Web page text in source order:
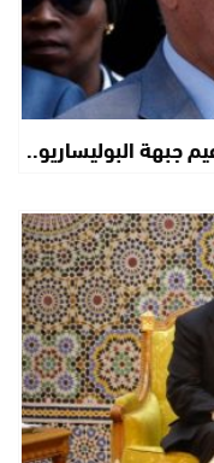
جبهة البوليساريو..